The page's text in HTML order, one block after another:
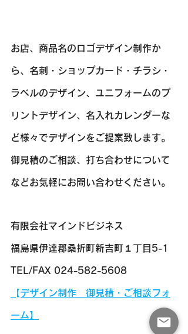
お店、商品名のロゴデザイン制作か
ら、名刺・ショップカード・チラシ・
ラベルのデザイン、ユニフォームのプ
リントデザイン、名入れカレンダーな
ど様々でデザインをご提案致します。
​​御見積のご相談、打ち合わせについて
などお気軽にお問い合わせください。
有限会社マインドビジネス
福島県伊達郡桑折町新吉町１丁目5-1
TEL/FAX 024-582-5608
​【デザイン制作　御見積・ご相談フォ
ーム】​